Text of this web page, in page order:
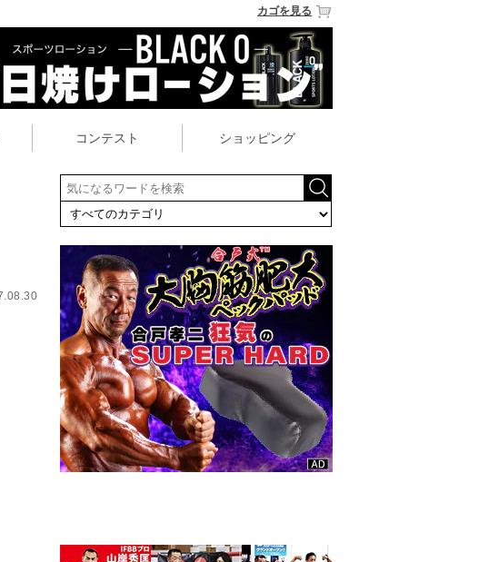
カゴを見る
コンテスト ショッピング